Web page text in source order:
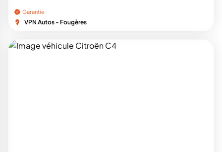
Garantie
VPN Autos - Fougères